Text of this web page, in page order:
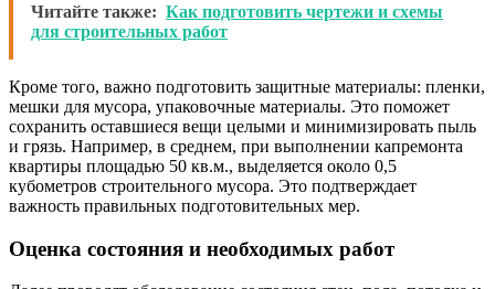
Читайте также: Как подготовить чертежи и схемы
для строительных работ
Кроме того, важно подготовить защитные материалы: пленки,
мешки для мусора, упаковочные материалы. Это поможет
сохранить оставшиеся вещи целыми и минимизировать пыль
и грязь. Например, в среднем, при выполнении капремонта
квартиры площадью 50 кв.м., выделяется около 0,5
кубометров строительного мусора. Это подтверждает
важность правильных подготовительных мер.
Оценка состояния и необходимых работ